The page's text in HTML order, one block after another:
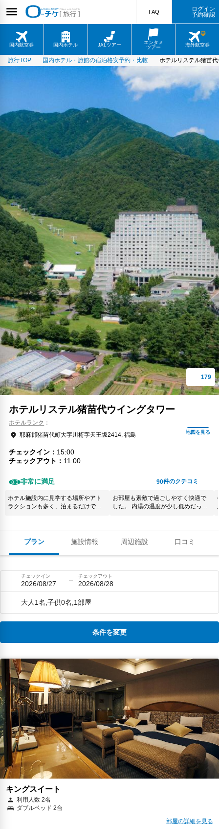
国内航空券 国内ホテル JALツアー
エンタメ
ツアー
海外航空券
FAQ
ログイン
予約確認
旅行TOP 国内ホテル・旅館の宿泊格安予約・比較 ホテルリステル猪苗
プラン 施設情報 周辺施設 口コミ
ホテルリステル猪苗代ウイングタワー
ホテルランク
耶麻郡猪苗代町大字川桁字天王坂2414, 福島
チェックイン
15:00
チェックアウト
11:00
8.3 非常に満足 90件のクチコミ
ホテル施設内に見学する場所やアト
ラクションも多く、泊まるだけで満
お部屋も素敵で過ごしやすく快適で
した。 内湯の温度が少し低めだった
チェックイン
2026/08/27
チェックアウト
2026/08/28
大人1名,子供0名,1部屋
条件を変更
キングスイート
利用人数 2名
ダブルベッド 2台
部屋の詳細を見る